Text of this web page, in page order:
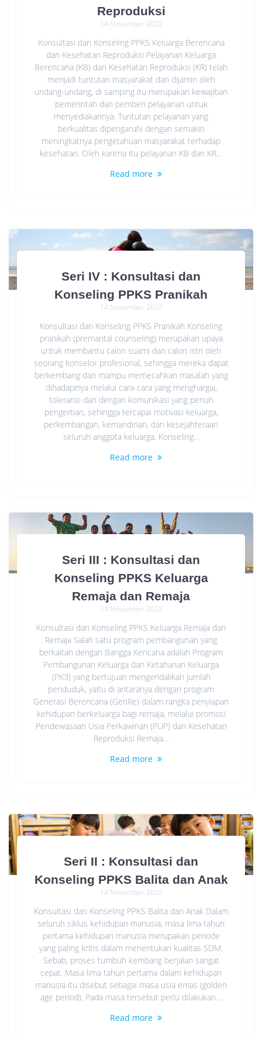
Reproduksi
14 November 2022
Konsultasi dan Konseling PPKS Keluarga Berencana
dan Kesehatan Reproduksi Pelayanan Keluarga
Berencana (KB) dan Kesehatan Reproduksi (KR) telah
menjadi tuntutan masyarakat dan dijamin oleh
undang-undang, di samping itu merupakan kewajiban
pemerintah dan pemberi pelayanan untuk
menyediakannya. Tuntutan pelayanan yang
berkualitas dipengaruhi dengan semakin
meningkatnya pengetahuan masyarakat terhadap
kesehatan. Oleh karena itu pelayanan KB dan KR…
Read more
Seri IV : Konsultasi dan
Konseling PPKS Pranikah
14 November 2022
Konsultasi dan Konseling PPKS Pranikah Konseling
pranikah (premarital counseling) merupakan upaya
untuk membantu calon suami dan calon istri oleh
seorang konselor profesional, sehingga mereka dapat
berkembang dan mampu memecahkan masalah yang
dihadapinya melalui cara-cara yang menghargai,
toleransi dan dengan komunikasi yang penuh
pengertian, sehingga tercapai motivasi keluarga,
perkembangan, kemandirian, dan kesejahteraan
seluruh anggota keluarga. Konseling…
Read more
Seri III : Konsultasi dan
Konseling PPKS Keluarga
Remaja dan Remaja
14 November 2022
Konsultasi dan Konseling PPKS Keluarga Remaja dan
Remaja Salah satu program pembangunan yang
berkaitan dengan Bangga Kencana adalah Program
Pembangunan Keluarga dan Ketahanan Keluarga
(PK3) yang bertujuan mengendalikan jumlah
penduduk, yaitu di antaranya dengan program
Generasi Berencana (GenRe) dalam rangka penyiapan
kehidupan berkeluarga bagi remaja, melalui promosi
Pendewasaan Usia Perkawinan (PUP) dan Kesehatan
Reproduksi Remaja…
Read more
Seri II : Konsultasi dan
Konseling PPKS Balita dan Anak
14 November 2022
Konsultasi dan Konseling PPKS Balita dan Anak Dalam
seluruh siklus kehidupan manusia, masa lima tahun
pertama kehidupan manusia merupakan periode
yang paling kritis dalam menentukan kualitas SDM.
Sebab, proses tumbuh kembang berjalan sangat
cepat. Masa lima tahun pertama dalam kehidupan
manusia itu disebut sebagai masa usia emas (golden
age period). Pada masa tersebut perlu dilakukan…
Read more